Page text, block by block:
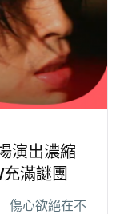
演出濃縮
滿謎團
傷心欲絕在不